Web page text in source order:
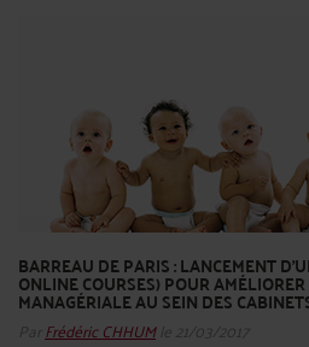
BARREAU DE PARIS : LANCEMENT
ONLINE COURSES) POUR
MANAGÉRIALE AU SEIN DES
Par Frédéric CHHUMle 21/03/2017